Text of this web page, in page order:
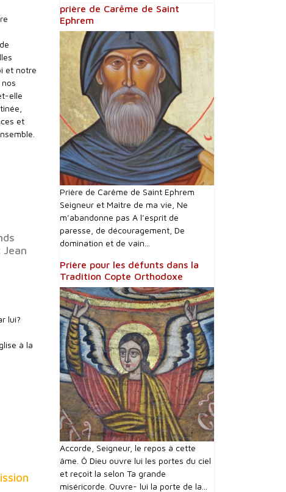
et notre
elle
et
lui?
à la
prière de Carême de Saint
Ephrem
Prière de Carême de Saint Ephrem
Seigneur et Maître de ma vie, Ne
m’abandonne pas A l’esprit de
paresse, de découragement, De
domination et de vain...
Prière pour les défunts dans la
Tradition Copte Orthodoxe
Accorde, Seigneur, le repos à cette
âme. Ô Dieu ouvre lui les portes du ciel
et reçoit la selon Ta grande
miséricorde. Ouvre- lui la porte de la...